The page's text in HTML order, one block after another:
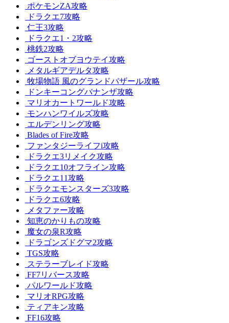
ポケモンZA攻略
ドラクエ7攻略
仁王3攻略
ドラクエ1・2攻略
桃鉄2攻略
ゴーストオブヨウテイ攻略
メタルギアデルタ攻略
牧場物語 風のグランドバザール攻略
ドンキーコングバナンザ攻略
マリオカートワールド攻略
モンハンワイルズ攻略
エルデンリング攻略
Blades of Fire攻略
ファンタジーライフi攻略
ドラクエ3リメイク攻略
ドラクエ10オフライン攻略
ドラクエ11攻略
ドラクエモンスターズ3攻略
ドラクエ6攻略
メタファー攻略
知恵のかりもの攻略
魔女の泉R攻略
ドラゴンズドグマ2攻略
TGS攻略
ステラーブレイド攻略
FF7リバース攻略
パルワールド攻略
マリオRPG攻略
ティアキン攻略
FF16攻略